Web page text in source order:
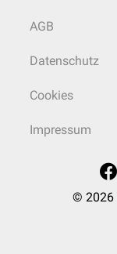
AGB
Datenschutz
Cookies
Impressum
© 2026